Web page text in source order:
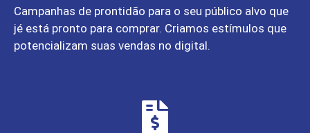
Campanhas de prontidão para o seu público alvo que
jé está pronto para comprar. Criamos estímulos que
potencializam suas vendas no digital.